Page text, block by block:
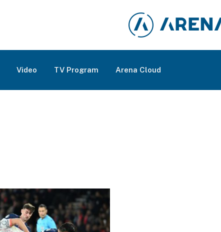
Video TV Program Arena Cloud